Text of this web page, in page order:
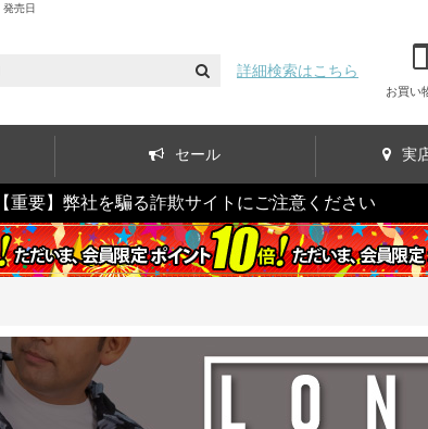
売日
詳細検索はこちら
お買い
セール 実
【重要】弊社を騙る詐欺サイトにご注意ください